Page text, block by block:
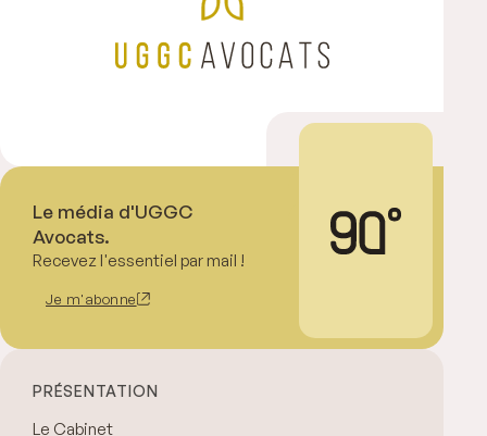
Le média d'UGGC
Avocats.
Recevez l'essentiel par mail !
Je m'abonne
PRÉSENTATION
Le Cabinet